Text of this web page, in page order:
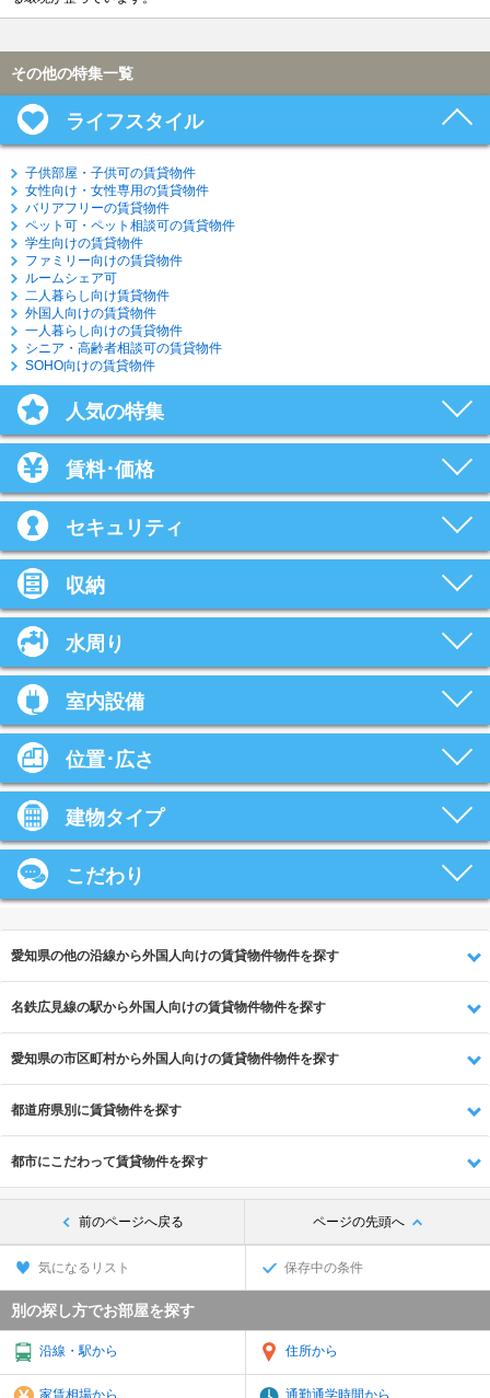
その他の特集一覧
ライフスタイル
子供部屋・子供可の賃貸物件
女性向け・女性専用の賃貸物件
バリアフリーの賃貸物件
ペット可・ペット相談可の賃貸物件
学生向けの賃貸物件
ファミリー向けの賃貸物件
ルームシェア可
二人暮らし向け賃貸物件
外国人向けの賃貸物件
一人暮らし向けの賃貸物件
シニア・高齢者相談可の賃貸物件
SOHO向けの賃貸物件
人気の特集
賃料･価格
セキュリティ
収納
水周り
室内設備
位置･広さ
建物タイプ
こだわり
愛知県の他の沿線から外国人向けの賃貸物件物件を探す
名鉄広見線の駅から外国人向けの賃貸物件物件を探す
愛知県の市区町村から外国人向けの賃貸物件物件を探す
都道府県別に賃貸物件を探す
都市にこだわって賃貸物件を探す
前のページへ戻る ページの先頭へ
気になるリスト 保存中の条件
別の探し方でお部屋を探す
沿線・駅から 住所から
家賃相場から 通勤通学時間から